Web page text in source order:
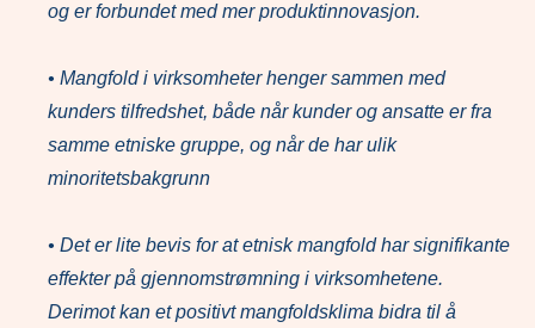
og er forbundet med mer produktinnovasjon.
• Mangfold i virksomheter henger sammen med
kunders tilfredshet, både når kunder og ansatte er fra
samme etniske gruppe, og når de har ulik
minoritetsbakgrunn
• Det er lite bevis for at etnisk mangfold har signifikante
effekter på gjennomstrømning i virksomhetene.
Derimot kan et positivt mangfoldsklima bidra til å